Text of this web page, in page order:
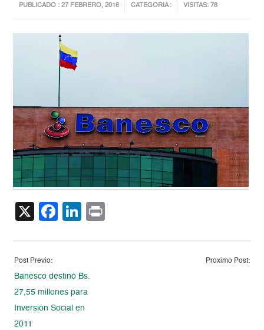
PUBLICADO : 27 FEBRERO, 2016 CATEGORIA : VISITAS: 78
X Facebook
LinkedIn
Post Previo:
Banesco destinó Bs.
27,55 millones para
Inversión Social en
2011
Proximo Post: